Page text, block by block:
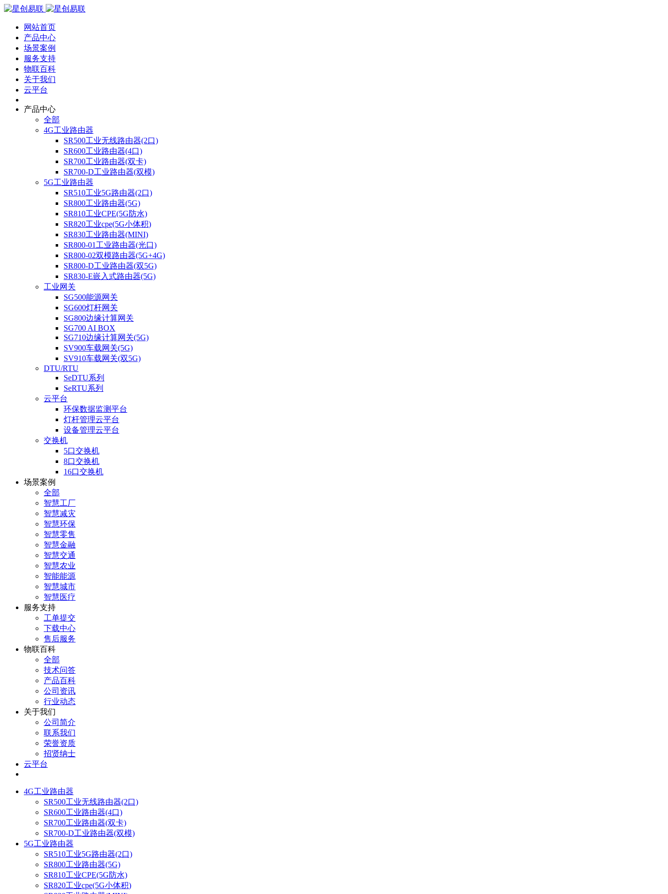
网站首页
产品中心
场景案例
服务支持
物联百科
关于我们
云平台
产品中心
全部
4G工业路由器
SR500工业无线路由器(2口)
SR600工业路由器(4口)
SR700工业路由器(双卡)
SR700-D工业路由器(双模)
5G工业路由器
SR510工业5G路由器(2口)
SR800工业路由器(5G)
SR810工业CPE(5G防水)
SR820工业cpe(5G小体积)
SR830工业路由器(MINI)
SR800-01工业路由器(光口)
SR800-02双模路由器(5G+4G)
SR800-D工业路由器(双5G)
SR830-E嵌入式路由器(5G)
工业网关
SG500能源网关
SG600灯杆网关
SG800边缘计算网关
SG700 AI BOX
SG710边缘计算网关(5G)
SV900车载网关(5G)
SV910车载网关(双5G)
DTU/RTU
SeDTU系列
SeRTU系列
云平台
环保数据监测平台
灯杆管理云平台
设备管理云平台
交换机
5口交换机
8口交换机
16口交换机
场景案例
全部
智慧工厂
智慧减灾
智慧环保
智慧零售
智慧金融
智慧交通
智慧农业
智能能源
智慧城市
智慧医疗
服务支持
工单提交
下载中心
售后服务
物联百科
全部
技术问答
产品百科
公司资讯
行业动态
关于我们
公司简介
联系我们
荣誉资质
招贤纳士
云平台
4G工业路由器
SR500工业无线路由器(2口)
SR600工业路由器(4口)
SR700工业路由器(双卡)
SR700-D工业路由器(双模)
5G工业路由器
SR510工业5G路由器(2口)
SR800工业路由器(5G)
SR810工业CPE(5G防水)
SR820工业cpe(5G小体积)